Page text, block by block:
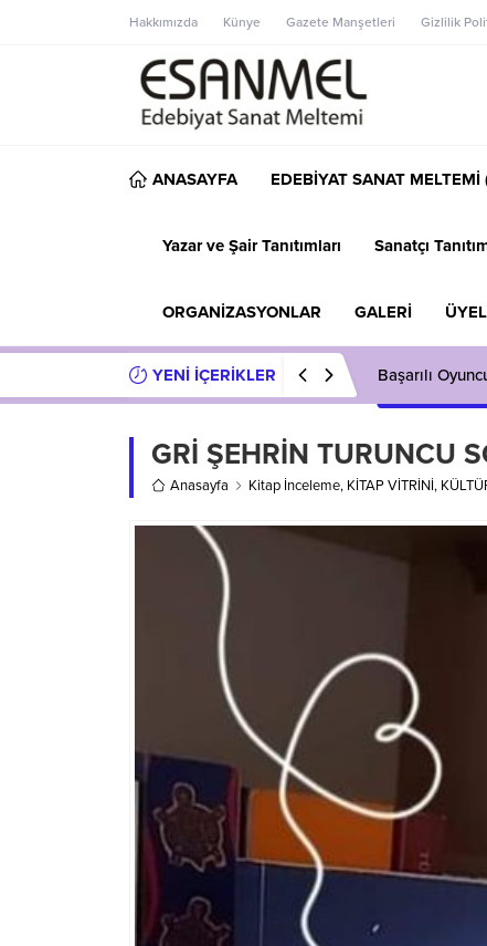
Hakkımızda Künye Gazete Manşetleri Gizlilik
ANASAYFA EDEBİYAT SANAT MELTEMİ
Yazar ve Şair Tanıtımları Sanatçı
ORGANİZASYONLAR GALERİ
YENİ İÇERİKLER Başarılı
GRİ ŞEHRİN TURUNCU
Anasayfa Kitap İnceleme, KİTAP VİTRİNİ,